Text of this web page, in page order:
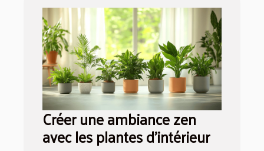
Créer une ambiance zen
avec les plantes d'intérieur